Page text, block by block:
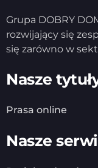
Grupa DOBRY
rozwijający się
się zarówno w
Nasze
Prasa online
Nasze